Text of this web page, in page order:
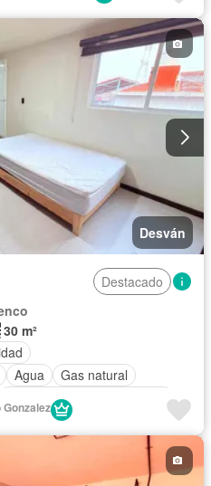
Desván
Destacado
30 m²
Agua
Gas natural
Completamente amueblado